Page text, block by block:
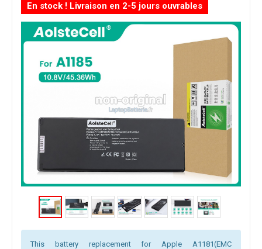
En stock ! Livraison en 2-5 jours ouvrables
This battery replacement for Apple A1181(EMC